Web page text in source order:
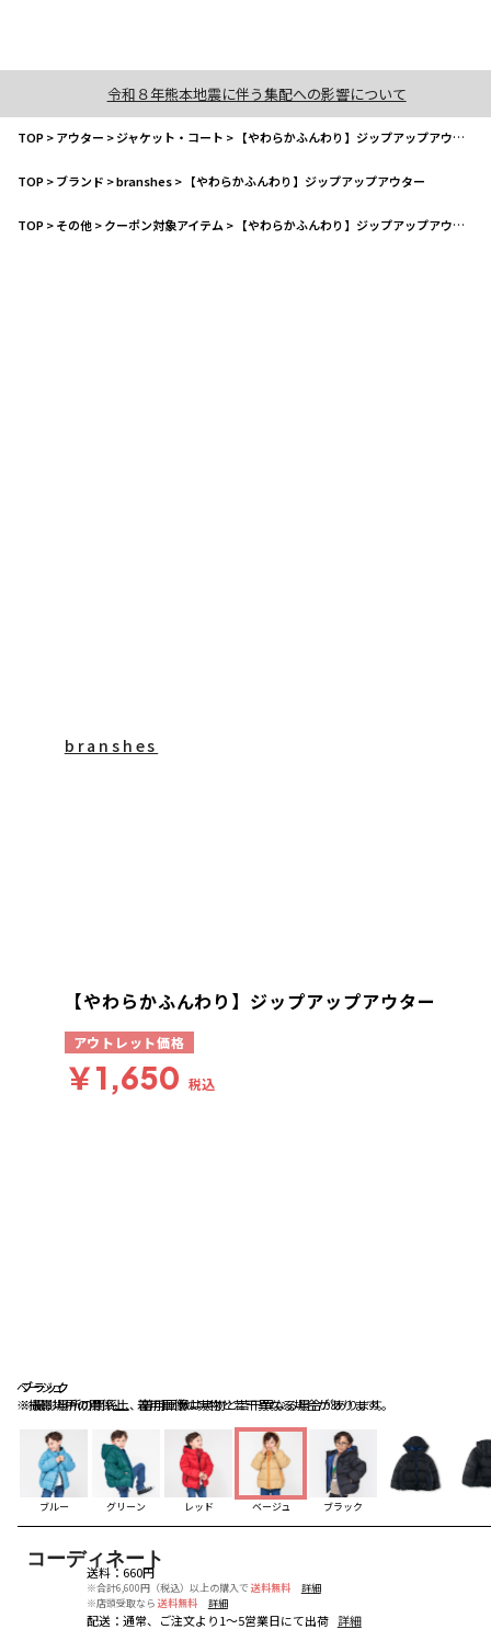
令和８年熊本地震に伴う集配への影響について
TOP>アウター >ジャケット・コート > 【やわらかふんわり】ジップアップアウター
TOP>ブランド >branshes> 【やわらかふんわり】ジップアップアウター
TOP>その他>クーポン対象アイテム > 【やわらかふんわり】ジップアップアウター
ベージュ
※撮影場所の関係上、着用画像は実物と若干異なる場合があります。
ブラック
※撮影場所の関係上、着用画像は実物と若干異なる場合があります。
ブラック
ブルー グリーン レッド ベージュ ブラック
コーディネート
送料： 660円
※合計6,600円（税込）以上の購入で 送料無料
詳細
※店頭受取なら 送料無料 詳細
配送： 通常、ご注文より1～5営業日にて出荷 詳細
branshes
【やわらかふんわり】ジップアップアウター
アウトレット価格
￥1,650 税込